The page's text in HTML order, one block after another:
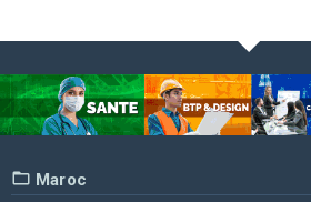
Maroc